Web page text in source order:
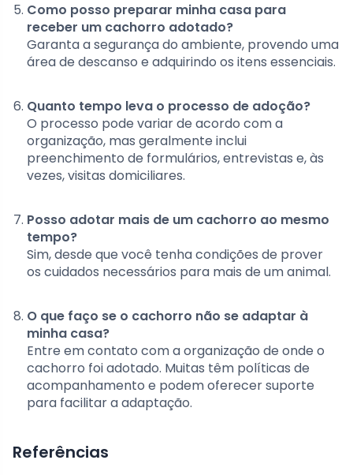
Como posso preparar minha casa para
receber um cachorro adotado?
Garanta a segurança do ambiente, provendo uma
área de descanso e adquirindo os itens essenciais.
Quanto tempo leva o processo de adoção?
O processo pode variar de acordo com a
organização, mas geralmente inclui
preenchimento de formulários, entrevistas e, às
vezes, visitas domiciliares.
Posso adotar mais de um cachorro ao mesmo
tempo?
Sim, desde que você tenha condições de prover
os cuidados necessários para mais de um animal.
O que faço se o cachorro não se adaptar à
minha casa?
Entre em contato com a organização de onde o
cachorro foi adotado. Muitas têm políticas de
acompanhamento e podem oferecer suporte
para facilitar a adaptação.
Referências